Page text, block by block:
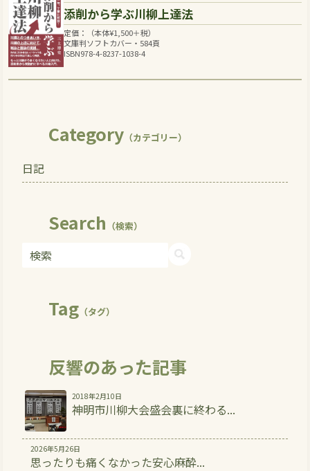
添削から学ぶ川柳上達法
定価：（本体¥1,500＋税）
文庫判ソフトカバー・584頁
ISBN978-4-8237-1038-4
Category（カテゴリー）
日記
Search （検索）
Tag（タグ）
反響のあった記事
2018年2月10日
神明市川柳大会盛会裏に終わる...
2026年5月26日
思ったりも痛くなかった安心麻酔...